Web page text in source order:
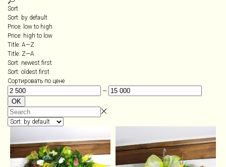
Sort
Sort: by default
Price: low to high
Price: high to low
Title: A—Z
Title: Z—A
Sort: newest first
Sort: oldest first
Сортировать по цене
—
OK